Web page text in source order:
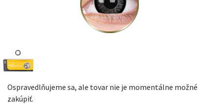
Ospravedlňujeme sa, ale tovar nie je momentálne možné
zakúpiť.